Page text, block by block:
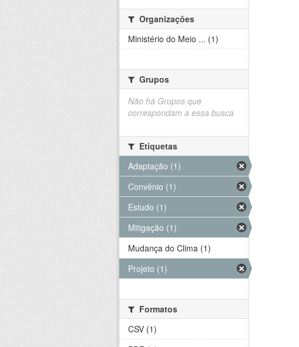
Organizações
Ministério do Meio ... (1)
Grupos
Não há Grupos que
correspondam a essa busca
Etiquetas
Adaptação (1)
Convênio (1)
Estudo (1)
Mitigação (1)
Mudança do Clima (1)
Projeto (1)
Formatos
CSV (1)